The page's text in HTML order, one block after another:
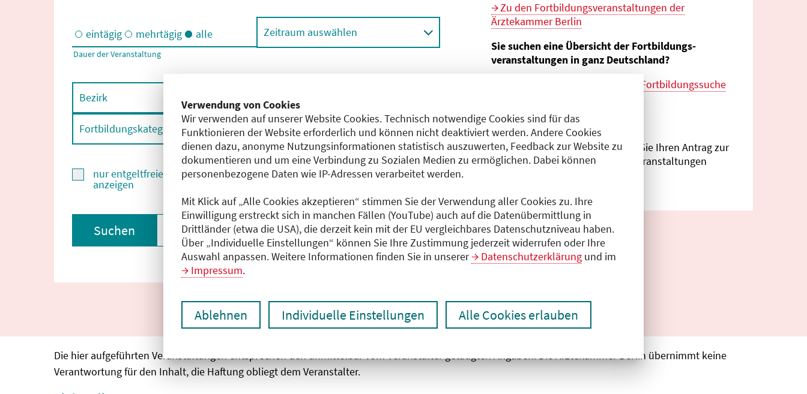
Verwendung von Cookies
Wir verwenden auf unserer Website Cookies. Technisch notwendige Cookies sind für das
Funktionieren der Website erforderlich und können nicht deaktiviert werden. Andere Cookies
dienen dazu, anonyme Nutzungsinformationen statistisch auszuwerten, Feedback zur Website zu
dokumentieren und um eine Verbindung zu Sozialen Medien zu ermöglichen. Dabei können
personenbezogene Daten wie IP-Adressen verarbeitet werden.
Mit Klick auf „Alle Cookies akzeptieren“ stimmen Sie der Verwendung aller Cookies zu. Ihre
Einwilligung erstreckt sich in manchen Fällen (YouTube) auch auf die Datenübermittlung in
Drittländer (etwa die USA), die derzeit kein mit der EU vergleichbares Datenschutzniveau haben.
Über „Individuelle Einstellungen“ können Sie Ihre Zustimmung jederzeit widerrufen oder Ihre
Auswahl anpassen. Weitere Informationen finden Sie in unserer
Datenschutzerklärung und im
Impressum.
Ablehnen Individuelle Einstellungen Alle Cookies erlauben
Eintägige und/oder mehrtägige Veranstaltungen
eintägig mehrtägig alle
Dauer der Veranstaltung
Zeitraum auswählen
Bezirk
Fortbildungskategorie Fachgebiet
nur entgeltfreie Fortbildungen
anzeigen
Suchen Filter zurücksetzen Ergebnisse drucken
Zu den Fortbildungs­veranstaltungen der
Ärztekammer Berlin
Sie suchen eine Übersicht der Fortbildungs­
veranstaltungen in ganz Deutschland?
bundes­weiten Fortbildungs­suche
Sie sind Veranstalter?
Im
CME-Antragsportalkönnen Sie Ihren Antrag zur
Anerkennung von Fortbildungs­veranstaltungen
Die hier aufgeführten Veranstaltungen entsprechen den unmittelbar vom Veranstalter getätigten Angaben. Die Ärztekammer Berlin übernimmt keine
Verantwortung für den Inhalt, die Haftung obliegt dem Veranstalter.